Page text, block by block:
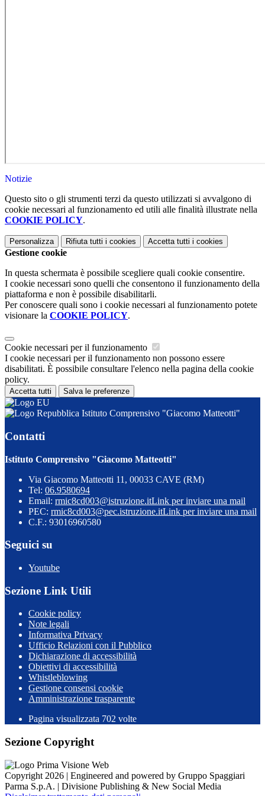
Notizie
Questo sito o gli strumenti terzi da questo utilizzati si avvalgono di
cookie necessari al funzionamento ed utili alle finalità illustrate nella
COOKIE POLICY.
Personalizza Rifiuta tutti i cookies Accetta tutti i cookies
Gestione cookie
In questa schermata è possibile scegliere quali cookie consentire.
I cookie necessari sono quelli che consentono il funzionamento della
piattaforma e non è possibile disabilitarli.
Per conoscere quali sono i cookie necessari al funzionamento potete
visionare la COOKIE POLICY.
Cookie necessari per il funzionamento
I cookie necessari per il funzionamento non possono essere
disabilitati. È possibile consultare l'elenco nella pagina della cookie
policy.
Accetta tutti Salva le preferenze
Istituto Comprensivo "Giacomo Matteotti"
Contatti
Istituto Comprensivo "Giacomo Matteotti"
Via Giacomo Matteotti 11, 00033 CAVE (RM)
Tel: 06.9580694
Email: rmic8cd003@istruzione.itLink per inviare una mail
PEC: rmic8cd003@pec.istruzione.itLink per inviare una mail
C.F.: 93016960580
Seguici su
Youtube
Sezione Link Utili
Cookie policy
Note legali
Informativa Privacy
Ufficio Relazioni con il Pubblico
Dichiarazione di accessibilità
Obiettivi di accessibilità
Whistleblowing
Gestione consensi cookie
Amministrazione trasparente
Pagina visualizzata 702 volte
Sezione Copyright
Copyright 2026 | Engineered and powered by Gruppo Spaggiari
Parma S.p.A. | Divisione Publishing & New Social Media